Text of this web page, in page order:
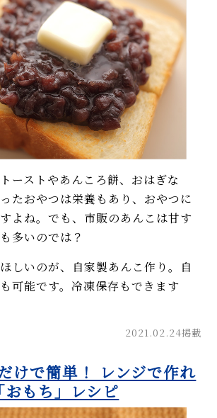
ーストやあんころ餅、おはぎな
たおやつは栄養もあり、おやつに
よね。でも、市販のあんこは甘す
多いのでは？
しいのが、自家製あんこ作り。自
可能です。冷凍保存もできます
2021.02.24掲載
けで簡単！ レンジで作れ
おもち」レシピ